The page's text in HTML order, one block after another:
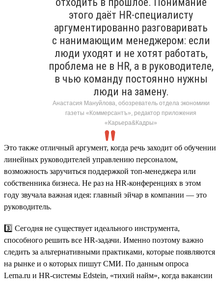
этого даёт HR-специалисту
аргументированно разговаривать
с нанимающим менеджером: если
люди уходят и не хотят работать,
проблема не в HR, а в руководителе,
в чью команду постоянно нужны
люди на замену.
Анастасия Мануйлова, обозреватель отдела экономики
газеты «Коммерсантъ», редактор приложения
«Карьера&Кадры»
Это также отличный аргумент, когда речь заходит об обучении
линейных руководителей управлению персоналом,
возможность заручиться поддержкой топ-менеджера или
собственника бизнеса. Не раз на HR-конференциях в этом
году звучала важная идея: главный эйчар в компании — это
руководитель.
3️⃣ Сегодня не существует идеального инструмента,
способного решить все HR-задачи. Именно поэтому важно
следить за альтернативными практиками, которые появляются
на рынке и о которых пишут СМИ. По данным опроса
Lerna.ru и HR-системы Edstein, «тихий найм», когда вакансии